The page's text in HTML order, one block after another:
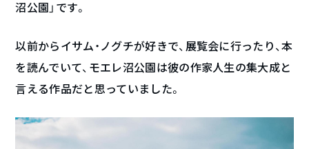
沼公園」です。
以前からイサム・ノグチが好きで、展覧会に行ったり、本
を読んでいて、モエレ沼公園は彼の作家人生の集大成と
言える作品だと思っていました。